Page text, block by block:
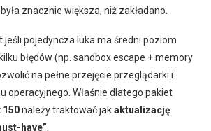
znacznie większa, niż zakładano.
jeśli pojedyncza luka ma średni poziom
błędów (np. sandbox escape + memory
na pełne przejęcie przeglądarki i
operacyjnego. Właśnie dlatego pakiet
150należy traktować jakaktualizację
have”